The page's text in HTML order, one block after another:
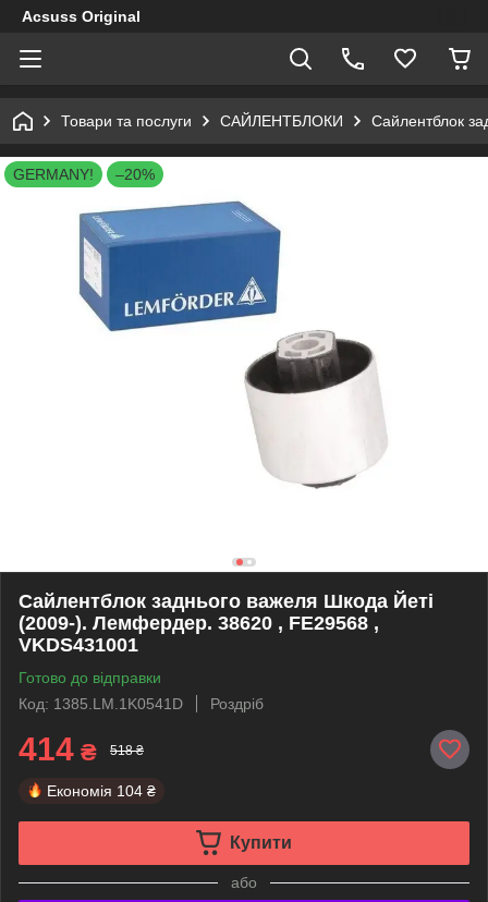
Acsuss Original
Товари та послуги САЙЛЕНТБЛОКИ Сайлентблок
GERMANY! –20%
Сайлентблок заднього важеля Шкода Йеті
(2009-). Лемфердер. 38620 , FE29568 ,
VKDS431001
Готово до відправки
Код: 1385.LM.1K0541D
Роздріб
414 ₴ 518 ₴
Економія 104 ₴
Купити
або